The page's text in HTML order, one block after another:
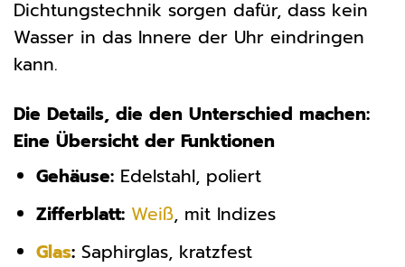
Dichtungstechnik sorgen dafür, dass kein
Wasser in das Innere der Uhr eindringen
kann.
Die Details, die den Unterschied machen:
Eine Übersicht der Funktionen
Gehäuse:Edelstahl, poliert
Zifferblatt: Weiß, mit Indizes
Glas:Saphirglas, kratzfest